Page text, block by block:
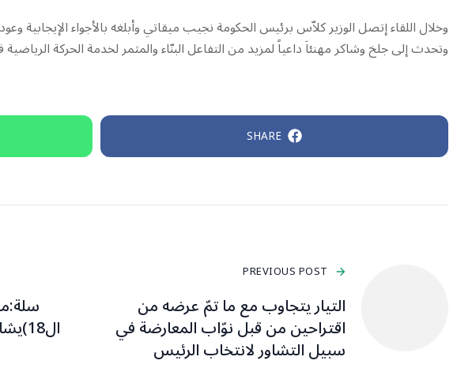
وخلال اللقاء إتصل الوزير كلاّس برئيس الحكومة نجيب ميقاتي وأبلغه بالأجواء الإيجابية
وتحدث إلى جلخ وشاكر مهنئاَ داعياً لمزيد من التفاعل البنّاء والمثمر لخدمة الحركة
SHARE
PREVIOUS POST
التيار يتجاوب مع ما تمّ عرضه من
اقتراحين من قبل نوّاب المعارضة في
سبيل التشاور لانتخاب الرئيس